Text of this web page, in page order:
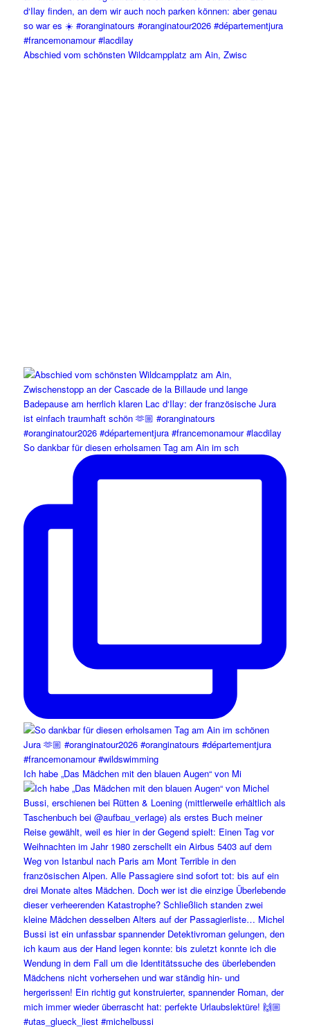
Abschied vom schönsten Wildcampplatz am Ain, Zwisc
So dankbar für diesen erholsamen Tag am Ain im sch
Ich habe „Das Mädchen mit den blauen Augen“ von Mi